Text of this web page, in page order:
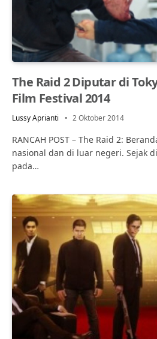
The Raid 2 Diputar di
Film Festival 2014
Lussy Aprianti 2 Oktober 2014
RANCAH POST – The Raid 2:
nasional dan di luar negeri. Sejak
pada…